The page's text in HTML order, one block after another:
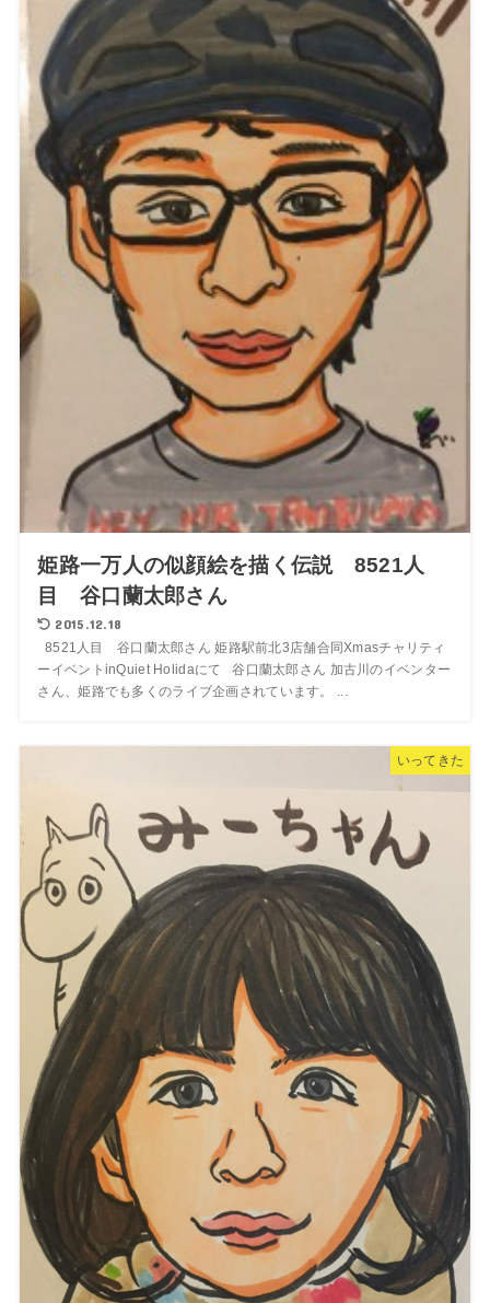
姫路一万人の似顔絵を描く伝説 8521人
目 谷口蘭太郎さん
2015.12.18
8521人目 谷口蘭太郎さん 姫路駅前北3店舗合同Xmasチャリティ
ーイベントinQuiet Holidaにて 谷口蘭太郎さん 加古川のイベンター
さん、姫路でも多くのライブ企画されています。 ...
いってきた